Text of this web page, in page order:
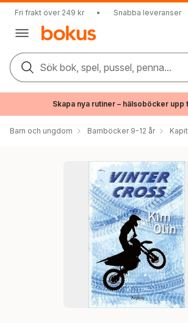
Fri frakt över 249 kr • Snabba leveranser
Sök bok, spel, pussel, penna...
Skapa nya rutiner – hälsoböcker upp
Barn och ungdom Barnböcker 9-12 år